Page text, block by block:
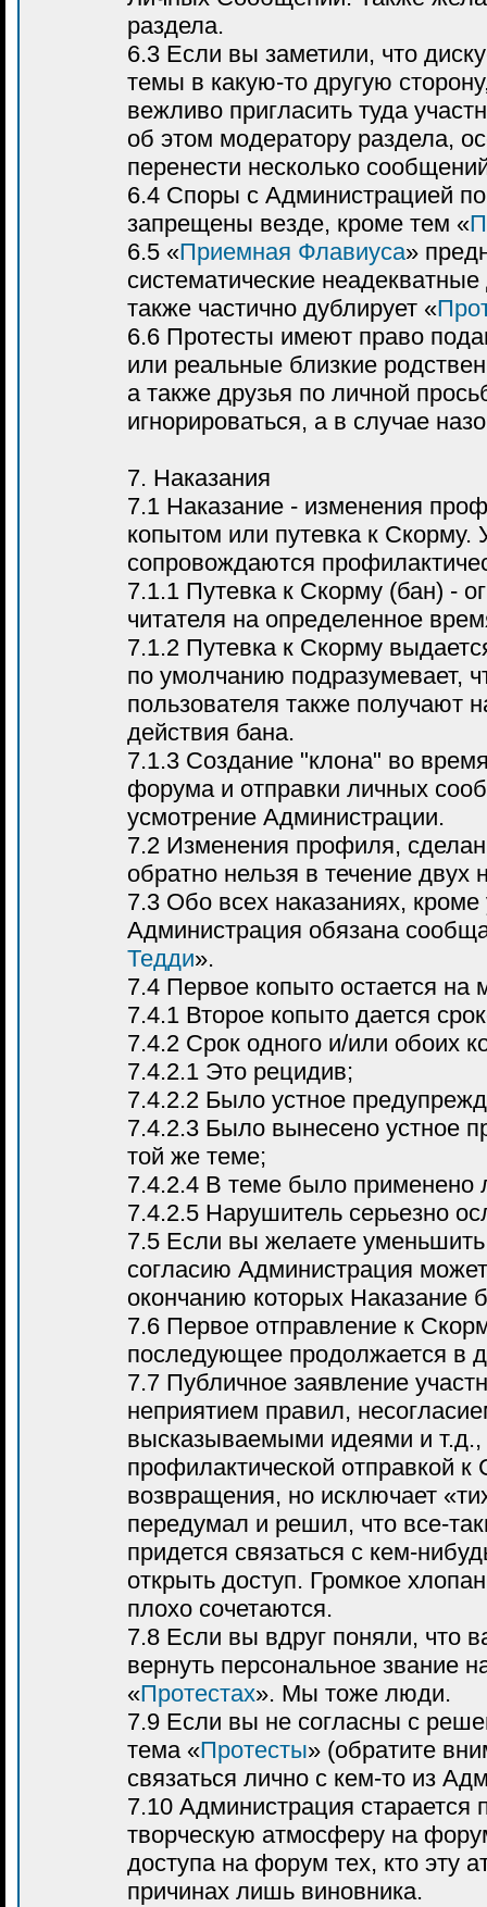
раздела.
6.3 Если вы заметили, что
темы в какую-то другую
вежливо пригласить туда
об этом модератору раздела,
перенести несколько
6.4 Споры с Администрацией
запрещены везде, кроме тем «
6.5 «Приемная Флавиуса»
систематические
также частично дублирует «
6.6 Протесты имеют право
или реальные близкие
а также друзья по личной
игнорироваться, а в случае
7. Наказания
7.1 Наказание - изменения
копытом или путевка к Скорму.
сопровождаются
7.1.1 Путевка к Скорму (бан) -
читателя на определенное
7.1.2 Путевка к Скорму
по умолчанию подразумевает,
пользователя также получают
действия бана.
7.1.3 Создание "клона" во
форума и отправки личных
усмотрение Администрации.
7.2 Изменения профиля,
обратно нельзя в течение двух
7.3 Обо всех наказаниях,
Администрация обязана
Тедди».
7.4 Первое копыто остается на
7.4.1 Второе копыто дается
7.4.2 Срок одного и/или обоих
7.4.2.1 Это рецидив;
7.4.2.2 Было устное
7.4.2.3 Было вынесено устное
той же теме;
7.4.2.4 В теме было применено
7.4.2.5 Нарушитель серьезно
7.5 Если вы желаете
согласию Администрация
окончанию которых Наказание
7.6 Первое отправление к
последующее продолжается в
7.7 Публичное заявление
неприятием правил,
высказываемыми идеями и т.д.,
профилактической отправкой
возвращения, но исключает
передумал и решил, что все-
придется связаться с кем-
открыть доступ. Громкое
плохо сочетаются.
7.8 Если вы вдруг поняли, что
вернуть персональное звание
«Протестах». Мы тоже люди.
7.9 Если вы не согласны с
тема «Протесты» (обратите
связаться лично с кем-то из
7.10 Администрация
творческую атмосферу на
доступа на форум тех, кто эту
причинах лишь виновника.